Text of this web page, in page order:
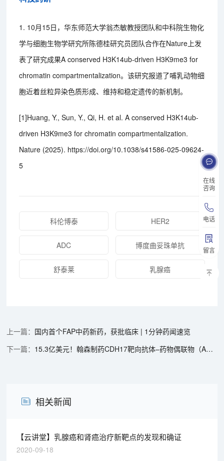
在线
咨询
电话
留言
1. 10月15日，华东师范大学翁杰敏教授团队和中科院生物化
学与细胞生物学研究所陈德桂研究员团队合作在Nature上发
表了研究成果A conserved H3K14ub-driven H3K9me3 for
chromatin compartmentalization。该研究报道了哺乳动物细
胞近着丝粒异染色质形成、维持和稳定遗传的新机制。
[1]Huang, Y., Sun, Y., Qi, H. et al. A conserved H3K14ub-
driven H3K9me3 for chromatin compartmentalization.
Nature (2025). https://doi.org/10.1038/s41586-025-09624-
5
科伦博泰 HER2
ADC 博度曲妥珠单抗
舒泰莱 乳腺癌
国内首个FAP中药新药，获批临床 | 1分钟药闻速览
15.3亿美元！翰森制药CDH17靶向抗体–药物偶联物（ADC）授权出海 | 1分钟药闻速览
相关新闻
【云讲堂】乳腺癌和肾癌治疗新靶点的发现和确证
2020-09-18